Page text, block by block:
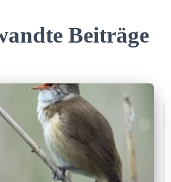
Beiträge